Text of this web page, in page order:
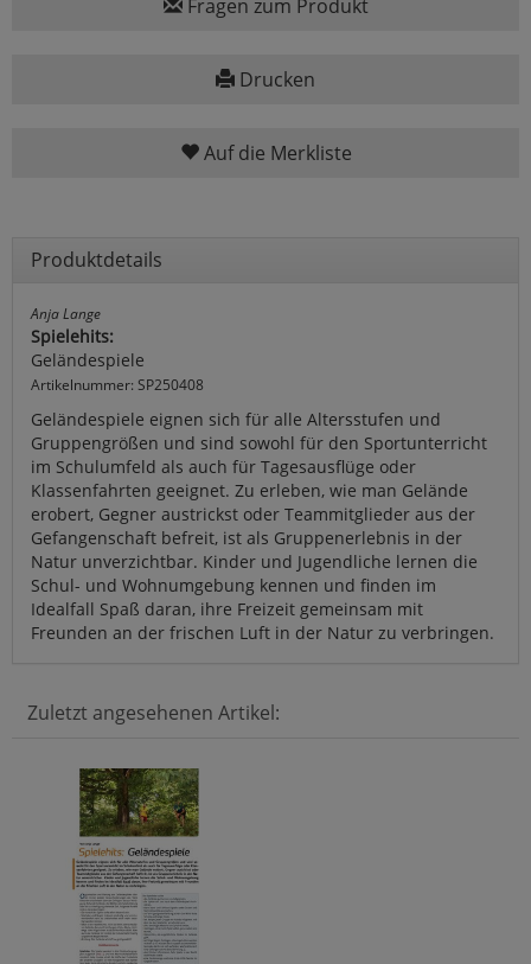
Fragen zum Produkt
Drucken
Auf die Merkliste
Produktdetails
Anja Lange
Spielehits:
Geländespiele
Artikelnummer: SP250408
Geländespiele eignen sich für alle Altersstufen und
Gruppengrößen und sind sowohl für den Sportunterricht
im Schulumfeld als auch für Tagesausflüge oder
Klassenfahrten geeignet. Zu erleben, wie man Gelände
erobert, Gegner austrickst oder Teammitglieder aus der
Gefangenschaft befreit, ist als Gruppenerlebnis in der
Natur unverzichtbar. Kinder und Jugendliche lernen die
Schul- und Wohnumgebung kennen und finden im
Idealfall Spaß daran, ihre Freizeit gemeinsam mit
Freunden an der frischen Luft in der Natur zu verbringen.
Zuletzt angesehenen Artikel: